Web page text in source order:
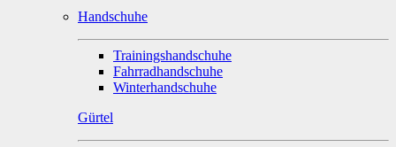
Handschuhe
Trainingshandschuhe
Fahrradhandschuhe
Winterhandschuhe
Gürtel